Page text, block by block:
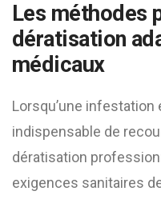
Les méthodes
dératisation
médicaux
Lorsqu’une infestation
indispensable de
dératisation
exigences sanitaires